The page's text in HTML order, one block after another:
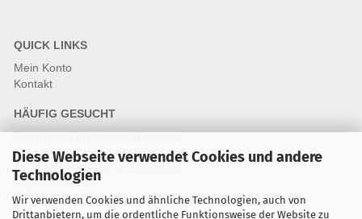
Diese Webseite verwendet Cookies und andere
Technologien
Wir verwenden Cookies und ähnliche Technologien, auch von
Drittanbietern, um die ordentliche Funktionsweise der Website zu
QUICK LINKS
Mein Konto
Kontakt
HÄUFIG GESUCHT
Fragen und Antworten Webshop
Fragen & Antworten Reparatur
Qualitätsstandards für Ersatzteile
Reparaturablauf